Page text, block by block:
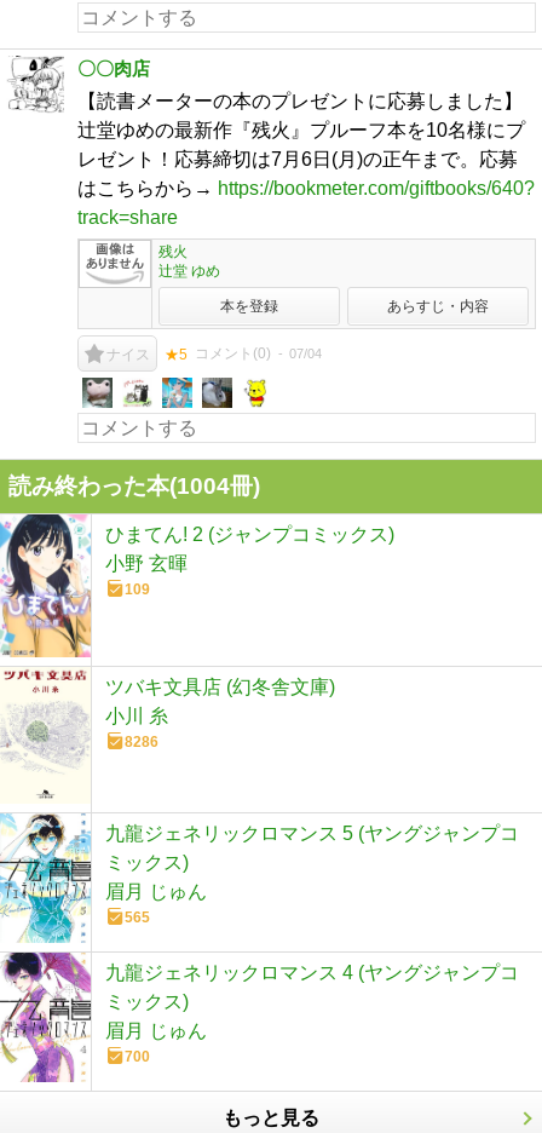
〇〇肉店
【読書メーターの本のプレゼントに応募しました】
辻堂ゆめの最新作『残火』プルーフ本を10名様にプ
レゼント！応募締切は7月6日(月)の正午まで。応募
はこちらから→ https://bookmeter.com/giftbooks/640?
track=share
残火
辻堂 ゆめ
本を登録 あらすじ・内容
ナイス ★5 コメント(0) 07/04
読み終わった本(1004冊)
ひまてん! 2 (ジャンプコミックス)
小野 玄暉
109
ツバキ文具店 (幻冬舎文庫)
小川 糸
8286
九龍ジェネリックロマンス 5 (ヤングジャンプコ
ミックス)
眉月 じゅん
565
九龍ジェネリックロマンス 4 (ヤングジャンプコ
ミックス)
眉月 じゅん
700
もっと見る